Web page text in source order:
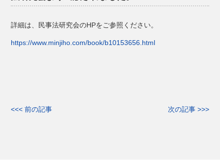
詳細は、民事法研究会のHPをご参照ください。
https://www.minjiho.com/book/b10153656.html
<<< 前の記事 次の記事 >>>